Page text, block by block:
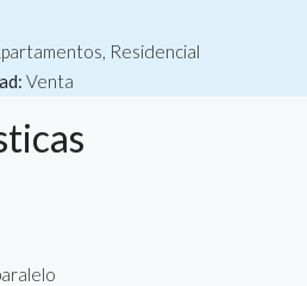
Residencial
Venta